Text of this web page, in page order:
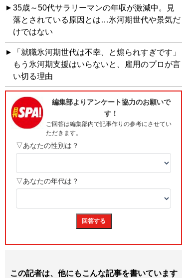
35歳～50代サラリーマンの年収が激減中。見
落とされている原因とは…氷河期世代や景気だ
けではない
「就職氷河期世代は不幸、と煽られすぎです」
もう氷河期支援はいらないと、雇用のプロが言
い切る理由
この記者は、他にもこんな記事を書いています